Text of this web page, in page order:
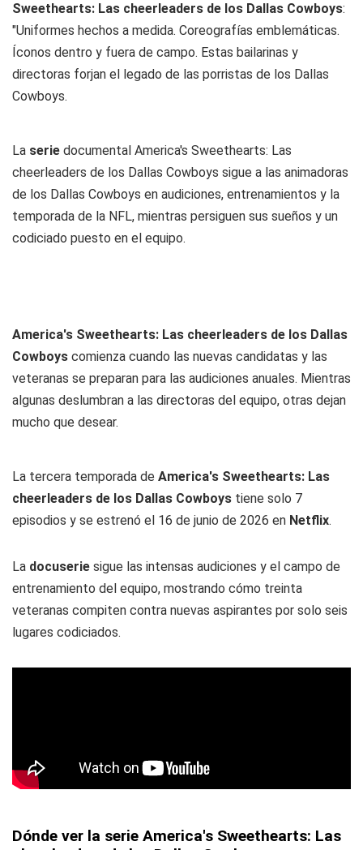
Sweethearts: Las cheerleaders de los Dallas Cowboys:
"Uniformes hechos a medida. Coreografías emblemáticas.
Íconos dentro y fuera de campo. Estas bailarinas y
directoras forjan el legado de las porristas de los Dallas
Cowboys.
La serie documental America's Sweethearts: Las
cheerleaders de los Dallas Cowboys sigue a las animadoras
de los Dallas Cowboys en audiciones, entrenamientos y la
temporada de la NFL, mientras persiguen sus sueños y un
codiciado puesto en el equipo.
America's Sweethearts: Las cheerleaders de los Dallas
Cowboys comienza cuando las nuevas candidatas y las
veteranas se preparan para las audiciones anuales. Mientras
algunas deslumbran a las directoras del equipo, otras dejan
mucho que desear.
La tercera temporada de America's Sweethearts: Las
cheerleaders de los Dallas Cowboys tiene solo 7
episodios y se estrenó el 16 de junio de 2026 en Netflix.
La docuserie sigue las intensas audiciones y el campo de
entrenamiento del equipo, mostrando cómo treinta
veteranas compiten contra nuevas aspirantes por solo seis
lugares codiciados.
Dónde ver la serie America's Sweethearts: Las